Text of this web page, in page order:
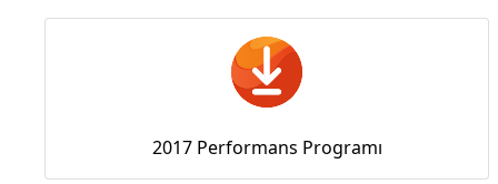
2017 Performans Programı